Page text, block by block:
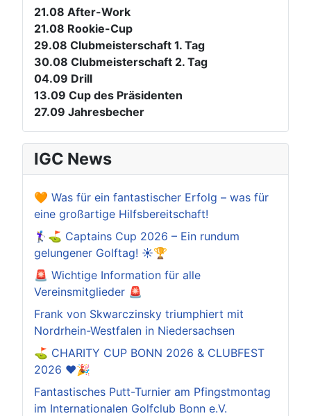
21.08 After-Work
21.08 Rookie-Cup
29.08 Clubmeisterschaft 1. Tag
30.08 Clubmeisterschaft 2. Tag
04.09 Drill
13.09 Cup des Präsidenten
27.09 Jahresbecher
IGC News
🧡 Was für ein fantastischer Erfolg – was für
eine großartige Hilfsbereitschaft!
🏌️‍♀️⛳ Captains Cup 2026 – Ein rundum
gelungener Golftag! ☀️🏆
🚨 Wichtige Information für alle
Vereinsmitglieder 🚨
Frank von Skwarczinsky triumphiert mit
Nordrhein-Westfalen in Niedersachsen
⛳️ CHARITY CUP BONN 2026 & CLUBFEST
2026 ❤️🎉
Fantastisches Putt-Turnier am Pfingstmontag
im Internationalen Golfclub Bonn e.V.